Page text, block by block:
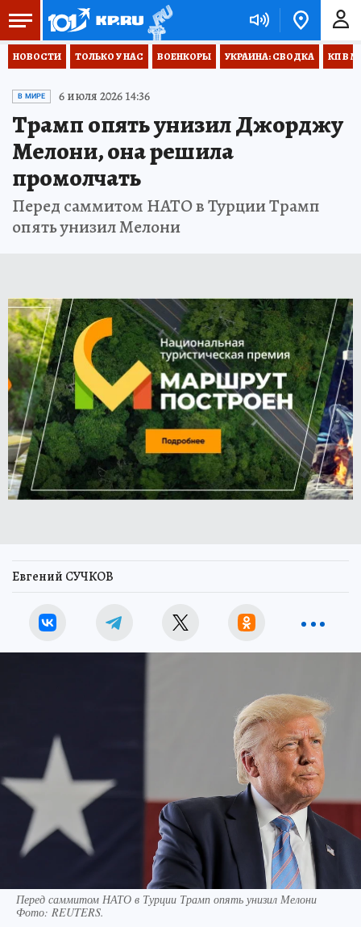
НОВОСТИ ТОЛЬКО У НАС ВОЕНКОРЫ УКРАИНА: СВОДКА КП В
В МИРЕ 6 июля 2026 14:36
Трамп опять унизил Джорджу
Мелони, она решила
промолчать
Перед саммитом НАТО в Турции Трамп
опять унизил Мелони
Евгений СУЧКОВ
Перед саммитом НАТО в Турции Трамп опять унизил Мелони
Фото: REUTERS.